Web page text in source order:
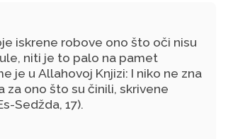
iskrene robove ono što oči nisu
niti je to palo na pamet
je u Allahovoj Knjizi: I niko ne zna
za ono što su činili, skrivene
Sedžda, 17).